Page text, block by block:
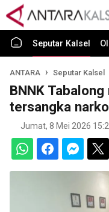
Seputar Kalsel
ANTARA Seputar Kalsel
BNNK
tersangka
Jumat, 8 Mei 2026